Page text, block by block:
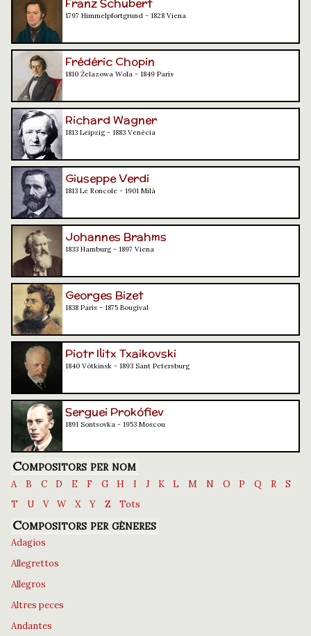
1797 Himmelpfortgrund - 1828 Viena
Frédéric Chopin
1810 Żelazowa Wola - 1849 París
Richard Wagner
1813 Leipzig - 1883 Venècia
Giuseppe Verdi
1813 Le Roncole - 1901 Milà
Johannes Brahms
1833 Hamburg - 1897 Viena
Georges Bizet
1838 París - 1875 Bougival
Piotr Ilitx Txaikovski
1840 Vótkinsk - 1893 Sant Petersburg
Serguei Prokófiev
1891 Sontsovka - 1953 Moscou
Compositors per nom
A B C D E F G H I J K L M N O P Q R
S
T
U V W X Y Z Tots
Compositors per gèneres
Adagios
Allegrettos
Allegros
Altres peces
Andantes